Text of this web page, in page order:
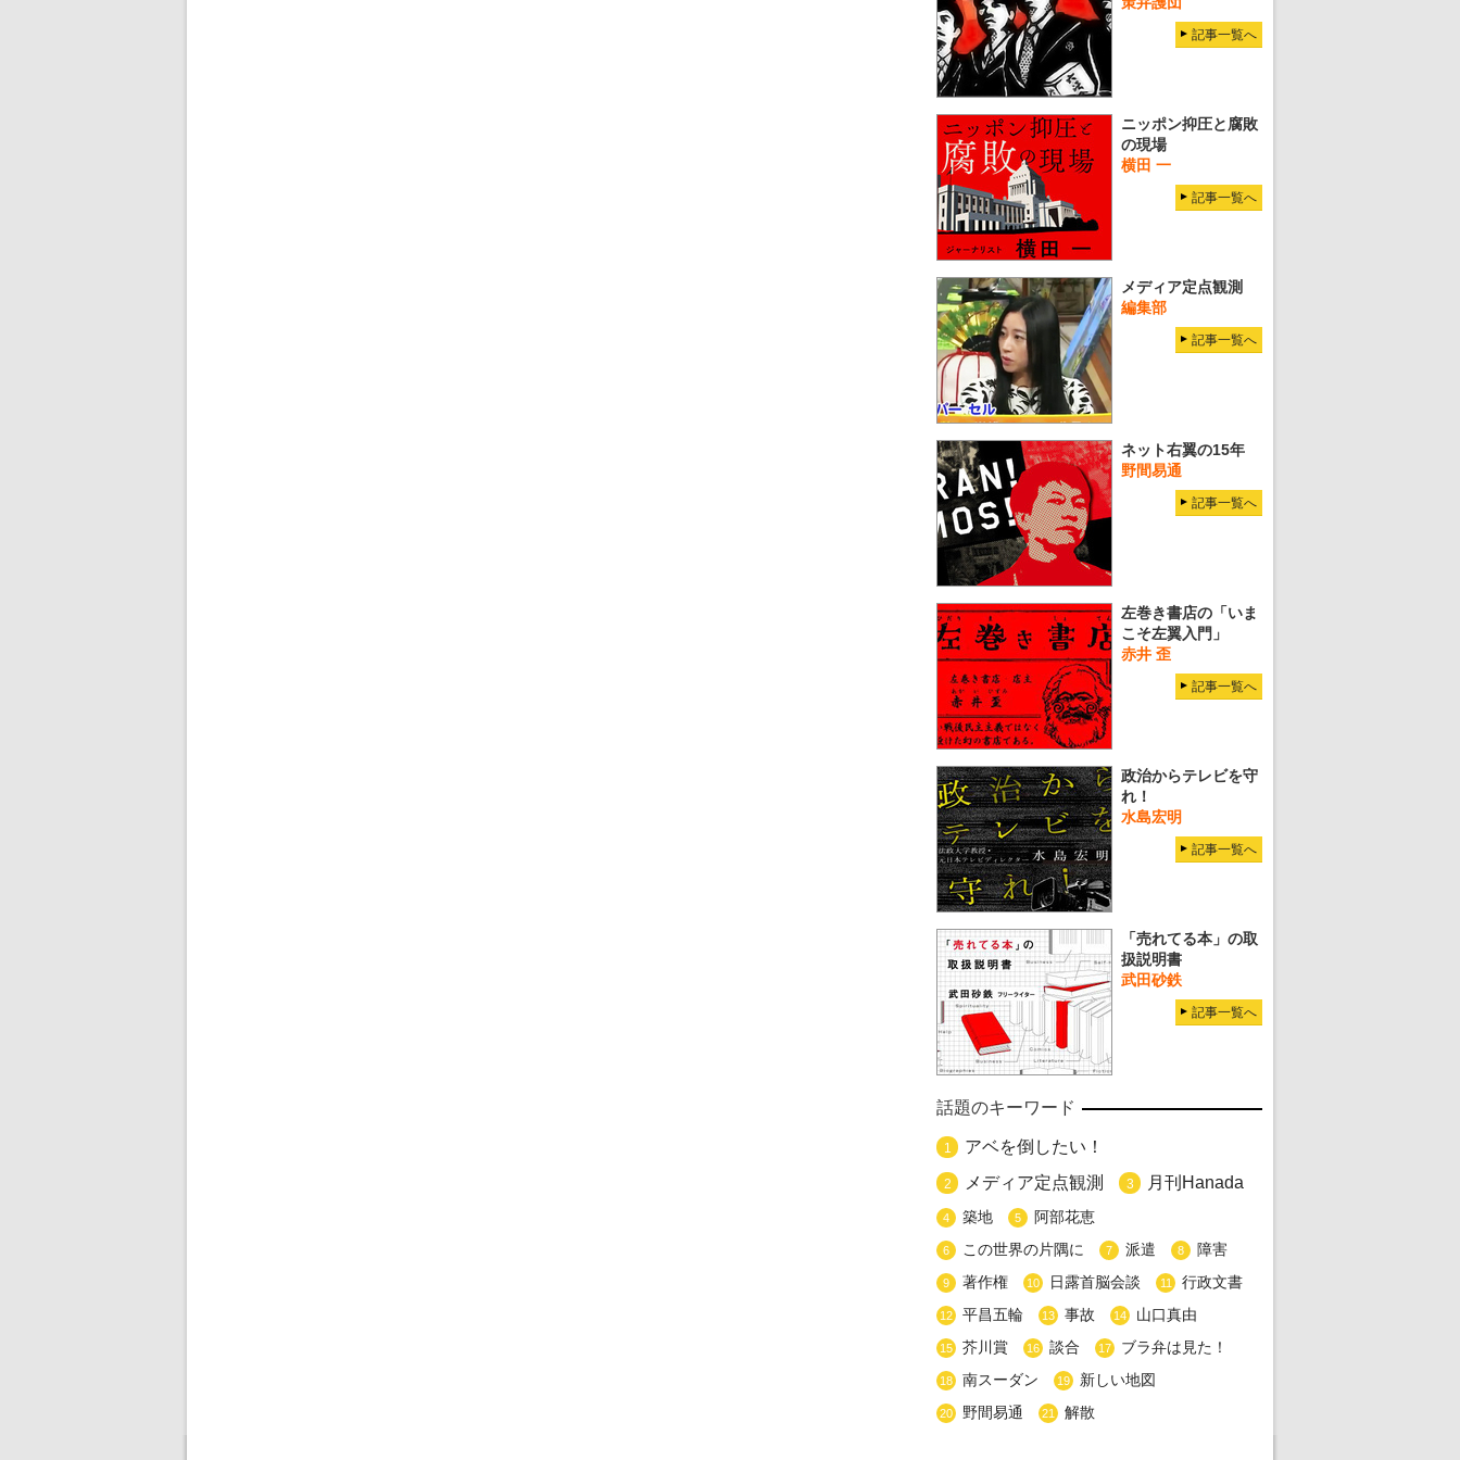
記事一覧へ
ニッポン抑圧と腐敗
の現場
横田 一
記事一覧へ
メディア定点観測
編集部
記事一覧へ
ネット右翼の15年
野間易通
記事一覧へ
左巻き書店の「いま
こそ左翼入門」
赤井 歪
記事一覧へ
政治からテレビを守
れ！
水島宏明
記事一覧へ
「売れてる本」の取
扱説明書
武田砂鉄
記事一覧へ
話題のキーワード
1 アベを倒したい！
2 メディア定点観測 3 月刊Hanada
4 築地 5 阿部花恵
6 この世界の片隅に 7 派遣 8 障害
9 著作権 10 日露首脳会談 11 行政文書
12 平昌五輪 13 事故 14 山口真由
15 芥川賞 16 談合 17 ブラ弁は見た！
18 南スーダン 19 新しい地図
20 野間易通 21 解散